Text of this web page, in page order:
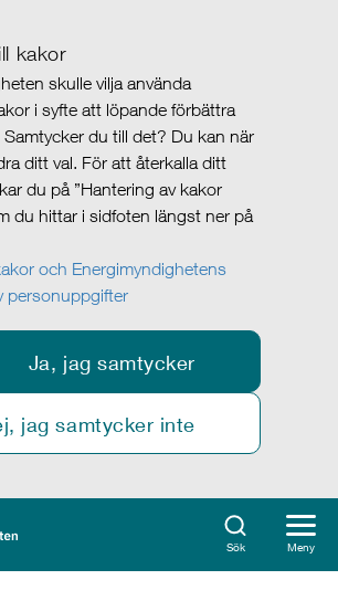
kakor
skulle vilja använda
i syfte att löpande förbättra
du till det? Du kan när
ditt val. För att återkalla ditt
du på ”Hantering av kakor
du hittar i sidfoten längst ner på
och Energimyndighetens
personuppgifter
Ja, jag samtycker
jag samtycker inte
Sök Meny